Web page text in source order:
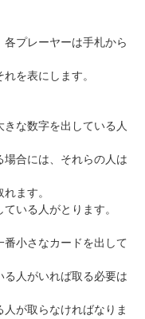
プレーヤーは手札から
を表にします。
な数字を出している人
合には、それらの人は
ます。
いる人がとります。
小さなカードを出して
人がいれば取る必要は
人が取らなければなりま